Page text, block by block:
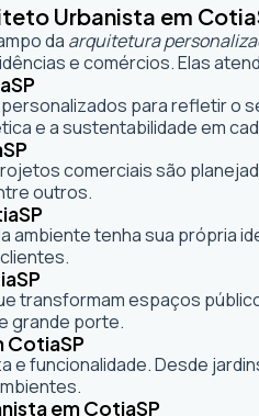
Urbanista em Cotia
da arquitetura
e comércios. Elas
SP
para refletir o
e a sustentabilidade em
SP
comerciais são
outros.
SP
ambiente tenha sua própria
SP
transformam espaços
grande porte.
CotiaSP
e funcionalidade. Desde
em CotiaSP